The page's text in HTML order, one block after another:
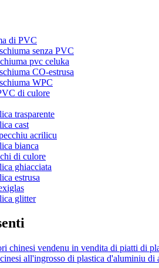
di PVC
senza PVC
pvc celuka
CO-estrusa
WPC
di culore
trasparente
cast
acrilicu
bianca
di culore
ghiacciata
estrusa
glitter
all'ingrosso di plastica d'aluminiu di